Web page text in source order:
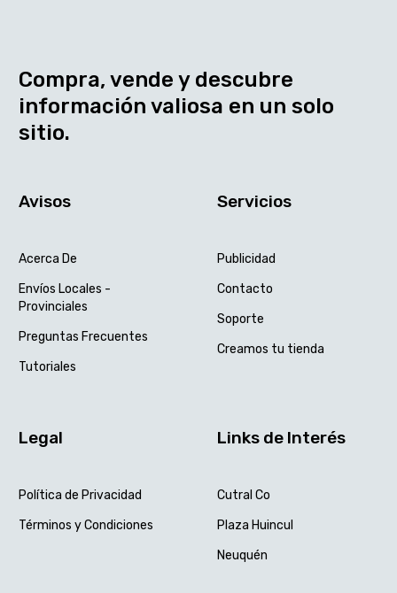
Compra, vende y descubre
información valiosa en un solo
sitio.
Avisos
Acerca De
Envíos Locales -
Provinciales
Preguntas Frecuentes
Tutoriales
Servicios
Publicidad
Contacto
Soporte
Creamos tu tienda
Legal
Política de Privacidad
Términos y Condiciones
Links de Interés
Cutral Co
Plaza Huincul
Neuquén